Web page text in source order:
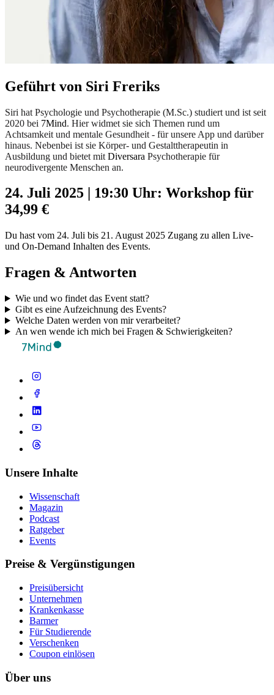
Geführt von Siri Freriks
Siri hat Psychologie und Psychotherapie (M.Sc.) studiert und ist seit
2020 bei 7Mind. Hier widmet sie sich Themen rund um
Achtsamkeit und mentale Gesundheit - für unsere App und darüber
hinaus. Nebenbei ist sie Körper- und Gestalttherapeutin in
Ausbildung und bietet mit Diversara Psychotherapie für
neurodivergente Menschen an.
24. Juli 2025 | 19:30 Uhr: Workshop für
34,99 €
Du hast vom 24. Juli bis 21. August 2025 Zugang zu allen Live-
und On-Demand Inhalten des Events.
Fragen & Antworten
Wie und wo findet das Event statt?
Gibt es eine Aufzeichnung des Events?
Welche Daten werden von mir verarbeitet?
An wen wende ich mich bei Fragen & Schwierigkeiten?
Unsere Inhalte
Wissenschaft
Magazin
Podcast
Ratgeber
Events
Preise & Vergünstigungen
Preisübersicht
Unternehmen
Krankenkasse
Barmer
Für Studierende
Ver­schen­ken
Coupon einlösen
Über uns